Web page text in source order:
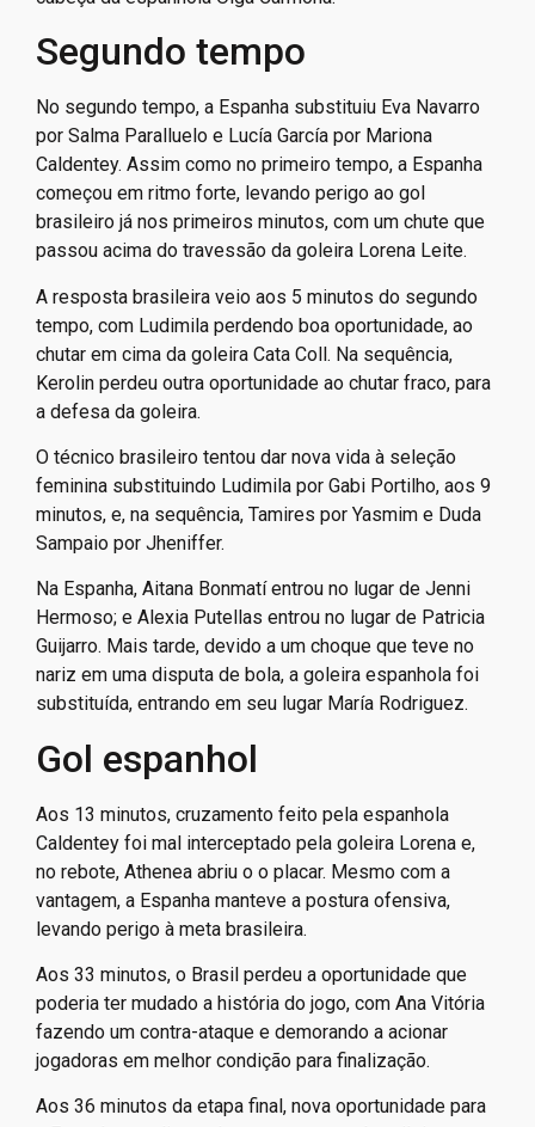
Segundo tempo
No segundo tempo, a Espanha substituiu Eva Navarro
por Salma Paralluelo e Lucía García por Mariona
Caldentey. Assim como no primeiro tempo, a Espanha
começou em ritmo forte, levando perigo ao gol
brasileiro já nos primeiros minutos, com um chute que
passou acima do travessão da goleira Lorena Leite.
A resposta brasileira veio aos 5 minutos do segundo
tempo, com Ludimila perdendo boa oportunidade, ao
chutar em cima da goleira Cata Coll. Na sequência,
Kerolin perdeu outra oportunidade ao chutar fraco, para
a defesa da goleira.
O técnico brasileiro tentou dar nova vida à seleção
feminina substituindo Ludimila por Gabi Portilho, aos 9
minutos, e, na sequência, Tamires por Yasmim e Duda
Sampaio por Jheniffer.
Na Espanha, Aitana Bonmatí entrou no lugar de Jenni
Hermoso; e Alexia Putellas entrou no lugar de Patricia
Guijarro. Mais tarde, devido a um choque que teve no
nariz em uma disputa de bola, a goleira espanhola foi
substituída, entrando em seu lugar María Rodriguez.
Gol espanhol
Aos 13 minutos, cruzamento feito pela espanhola
Caldentey foi mal interceptado pela goleira Lorena e,
no rebote, Athenea abriu o o placar. Mesmo com a
vantagem, a Espanha manteve a postura ofensiva,
levando perigo à meta brasileira.
Aos 33 minutos, o Brasil perdeu a oportunidade que
poderia ter mudado a história do jogo, com Ana Vitória
fazendo um contra-ataque e demorando a acionar
jogadoras em melhor condição para finalização.
Aos 36 minutos da etapa final, nova oportunidade para